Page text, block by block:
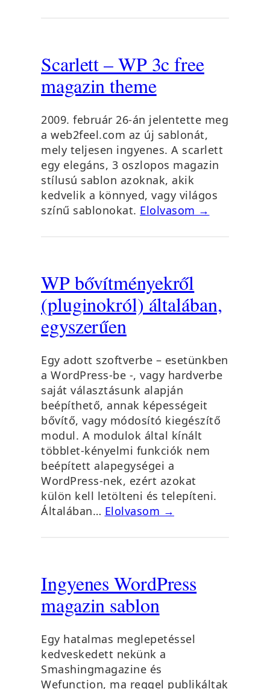
Scarlett – WP 3c free
magazin theme
2009. február 26-án jelentette meg
a web2feel.com az új sablonát,
mely teljesen ingyenes. A scarlett
egy elegáns, 3 oszlopos magazin
stílusú sablon azoknak, akik
kedvelik a könnyed, vagy világos
színű sablonokat. Elolvasom →
WP bővítményekről
(pluginokról) általában,
egyszerűen
Egy adott szoftverbe – esetünkben
a WordPress-be -, vagy hardverbe
saját választásunk alapján
beépíthető, annak képességeit
bővítő, vagy módosító kiegészítő
modul. A modulok által kínált
többlet-kényelmi funkciók nem
beépített alapegységei a
WordPress-nek, ezért azokat
külön kell letölteni és telepíteni.
Általában… Elolvasom →
Ingyenes WordPress
magazin sablon
Egy hatalmas meglepetéssel
kedveskedett nekünk a
Smashingmagazine és
Wefunction, ma reggel publikáltak